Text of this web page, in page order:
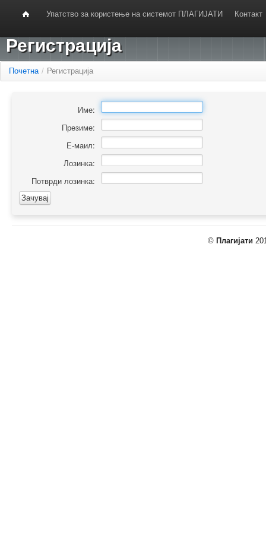
Упатство за користење на системот ПЛАГИЈАТИ Контакт
Регистрација
Почетна / Регистрација
Име:
Презиме:
Е-маил:
Лозинка:
Потврди лозинка:
© Плагијати